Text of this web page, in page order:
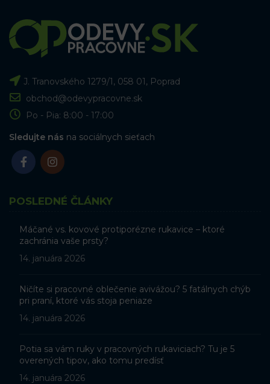
J. Tranovského 1279/1, 058 01, Poprad
obchod@odevypracovne.sk
Po - Pia: 8:00 - 17:00
Sledujte nás na sociálnych sieťach
POSLEDNÉ ČLÁNKY
Máčané vs. kovové protiporézne rukavice – ktoré
zachránia vaše prsty?
14. januára 2026
Ničíte si pracovné oblečenie avivážou? 5 fatálnych chýb
pri praní, ktoré vás stoja peniaze
14. januára 2026
Potia sa vám ruky v pracovných rukaviciach? Tu je 5
overených tipov, ako tomu predísť
14. januára 2026